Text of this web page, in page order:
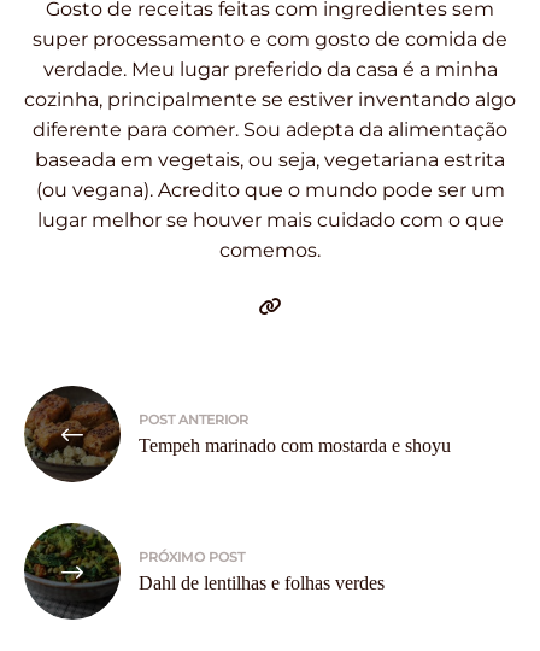
Gosto de receitas feitas com ingredientes sem
super processamento e com gosto de comida de
verdade. Meu lugar preferido da casa é a minha
cozinha, principalmente se estiver inventando algo
diferente para comer. Sou adepta da alimentação
baseada em vegetais, ou seja, vegetariana estrita
(ou vegana). Acredito que o mundo pode ser um
lugar melhor se houver mais cuidado com o que
comemos.
Navegação
de
Post
POST ANTERIOR
Tempeh marinado com mostarda e shoyu
PRÓXIMO POST
Dahl de lentilhas e folhas verdes